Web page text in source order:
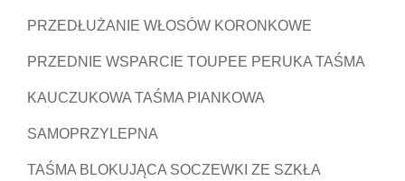
PRZEDŁUŻANIE WŁOSÓW KORONKOWE
PRZEDNIE WSPARCIE TOUPEE PERUKA TAŚMA
KAUCZUKOWA TAŚMA PIANKOWA
SAMOPRZYLEPNA
TAŚMA BLOKUJĄCA SOCZEWKI ZE SZKŁA